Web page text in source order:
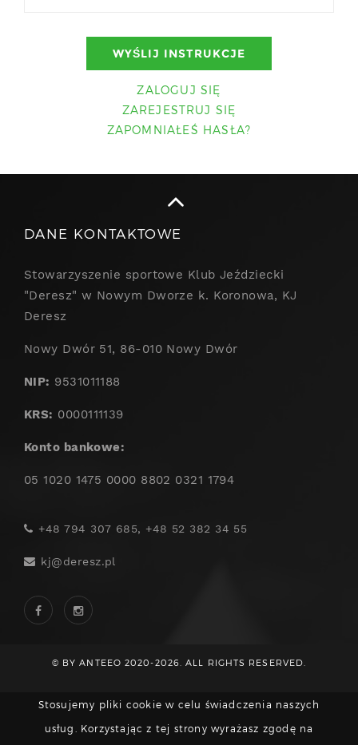
ZALOGUJ SIĘ
ZAREJESTRUJ SIĘ
ZAPOMNIAŁEŚ HASŁA?
DANE KONTAKTOWE
Stowarzyszenie sportowe Klub Jeździecki
"Deresz" w Nowym Dworze k. Koronowa, KJ
Deresz
Nowy Dwór 51, 86-010 Nowy Dwór
NIP: 9531011188
KRS: 0000111139
Konto bankowe:
05 1020 1475 0000 8802 0321 1794
+48 794 307 685, +48 52 382 34 55
kj@deresz.pl
© BY ANTEEO 2020-2026. ALL RIGHTS RESERVED.
Stosujemy pliki cookie w celu świadczenia naszych
usług. Korzystając z tej strony wyrażasz zgodę na